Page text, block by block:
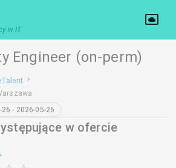
w IT
Engineer (on-perm)
26 - 2026-05-26
w ofercie